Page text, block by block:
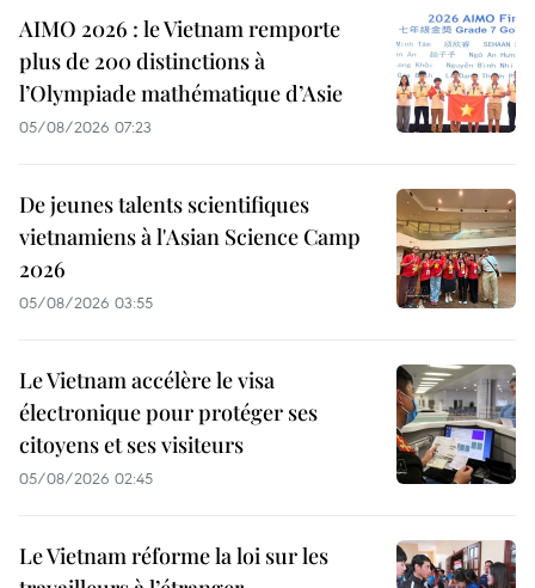
AIMO 2026 : le Vietnam remporte
plus de 200 distinctions à
l’Olympiade mathématique d’Asie
05/08/2026 07:23
De jeunes talents scientifiques
vietnamiens à l'Asian Science Camp
2026
05/08/2026 03:55
Le Vietnam accélère le visa
électronique pour protéger ses
citoyens et ses visiteurs
05/08/2026 02:45
Le Vietnam réforme la loi sur les